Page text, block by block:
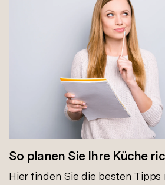
So planen Sie Ihre Küche
Hier finden Sie die besten